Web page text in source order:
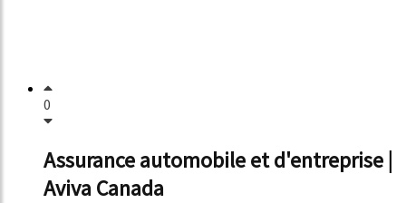
0
Assurance automobile et d'entreprise |
Aviva Canada